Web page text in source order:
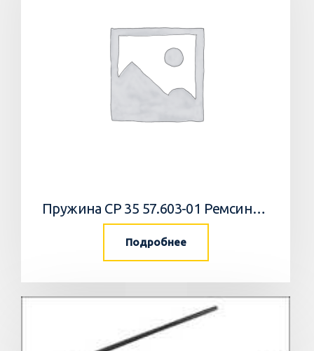
Пружина СР 35 57.603-01 Ремсинтез
Подробнее